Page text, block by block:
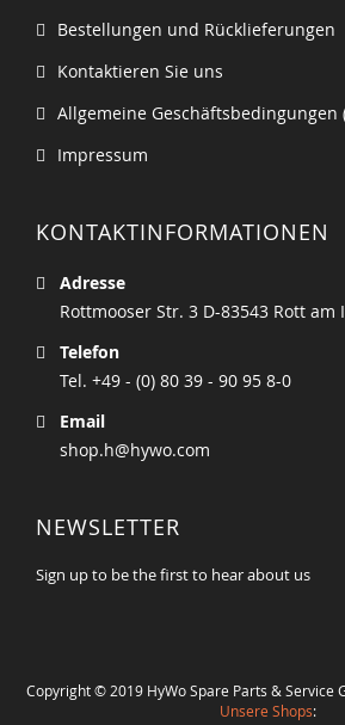
Bestellungen und Rücklieferungen
Kontaktieren Sie uns
Allgemeine Geschäftsbedingungen
Impressum
KONTAKTINFORMATIONEN
Adresse
Rottmooser Str. 3 D-83543 Rott am
Telefon
Tel. +49 - (0) 80 39 - 90 95 8-0
Email
shop.h@hywo.com
NEWSLETTER
Sign up to be the first to hear about us
Copyright © 2019 HyWo Spare Parts & Service
Unsere Shops: